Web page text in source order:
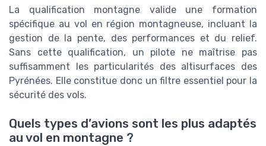
La qualification montagne valide une formation
spécifique au vol en région montagneuse, incluant la
gestion de la pente, des performances et du relief.
Sans cette qualification, un pilote ne maîtrise pas
suffisamment les particularités des altisurfaces des
Pyrénées. Elle constitue donc un filtre essentiel pour la
sécurité des vols.
Quels types d’avions sont les plus adaptés
au vol en montagne ?